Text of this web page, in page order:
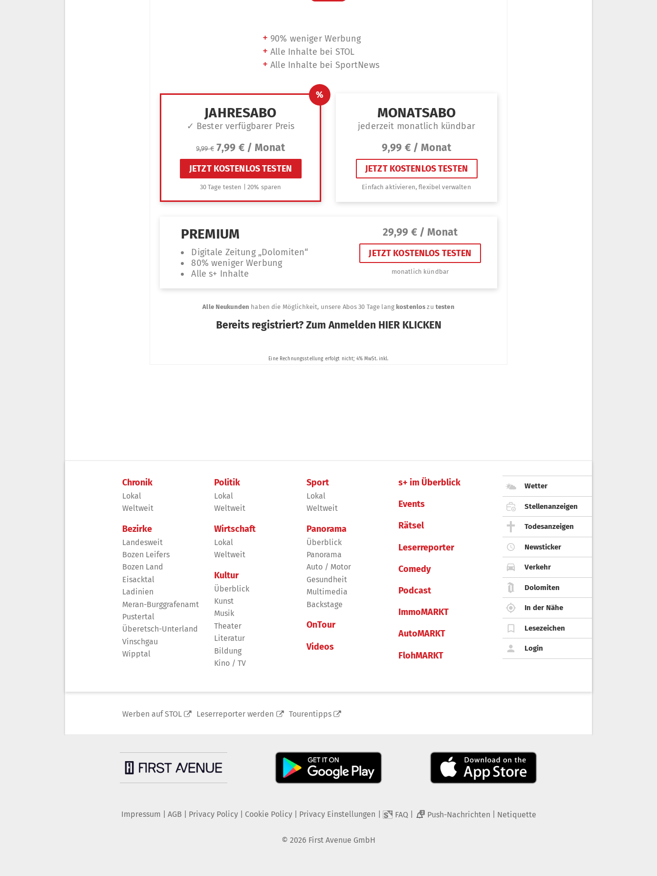
Chronik
Lokal
Weltweit
Bezirke
Landesweit
Bozen Leifers
Bozen Land
Eisacktal
Ladinien
Meran-Burggrafenamt
Pustertal
Überetsch-Unterland
Vinschgau
Wipptal
Politik
Lokal
Weltweit
Wirtschaft
Lokal
Weltweit
Kultur
Überblick
Kunst
Musik
Theater
Literatur
Bildung
Kino / TV
Sport
Lokal
Weltweit
Panorama
Überblick
Panorama
Auto / Motor
Gesundheit
Multimedia
Backstage
OnTour
Videos
s+ im Überblick
Events
Rätsel
Leserreporter
Comedy
Podcast
ImmoMARKT
AutoMARKT
FlohMARKT
Wetter
Stellenanzeigen
Todesanzeigen
Newsticker
Verkehr
Dolomiten
In der Nähe
Lesezeichen
Login
Werben auf STOL Leserreporter werden Tourentipps
Impressum AGB Privacy Policy| Cookie Policy| Privacy Einstellungen FAQ 2 Push-Nachrichten Netiquette
© 2026 First Avenue GmbH